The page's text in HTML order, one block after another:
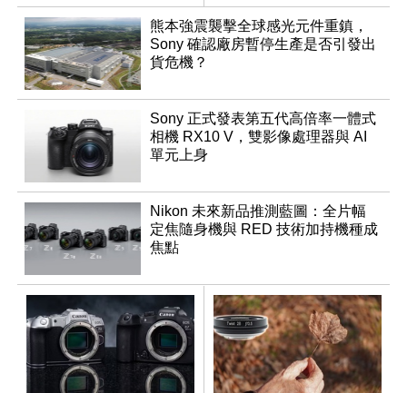
調編輯
貨時間
熊本強震襲擊全球感光元件重鎮，
Sony 確認廠房暫停生產是否引發出
貨危機？
Sony 正式發表第五代高倍率一體式
相機 RX10 V，雙影像處理器與 AI
單元上身
Nikon 未來新品推測藍圖：全片幅
定焦隨身機與 RED 技術加持機種成
焦點